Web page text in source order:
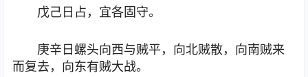
戊己日占，宜各固守。
庚辛日螺头向西与贼平，向北贼散，向南贼来
而复去，向东有贼大战。